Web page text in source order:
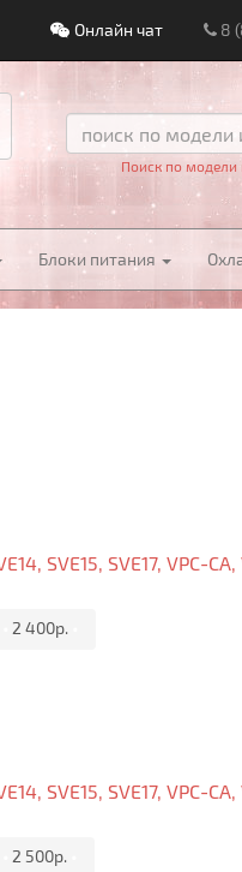
Онлайн чат 8
Поиск по модели
Блоки питания
SVE15, SVE17, VPC-
2 400р.
SVE15, SVE17, VPC-
2 500р.